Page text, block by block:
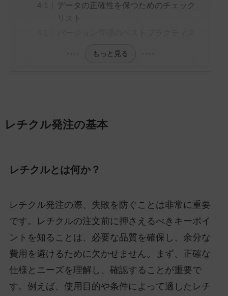
データの正確性を保つためのチェック
リスト
もっと見る
レチクル発注の基本
レチクルとは何か？
レチクル発注の際、失敗を防ぐことは非常に重要
です。レチクルの注文前に押さえるべきキーポイ
ントを知ることは、必要な品質を確保し、余分な
費用を避けるために欠かせません。まず、正確な
仕様とニーズを理解し、確認することが重要で
す。例えば、使用目的や条件によって適したレチ